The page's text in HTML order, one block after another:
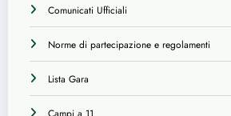
Comunicati Ufficiali
Norme di partecipazione e regolamenti
Lista Gara